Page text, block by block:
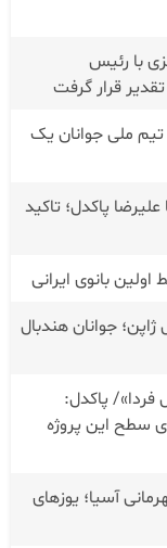
با رئیس
قرار گرفت
ملی جوانان یک
پاکدل؛ تاکید
جوانان هندبال
فردا»/ پاکدل:
سطح این پروژه
آسیا؛ یوز‌های